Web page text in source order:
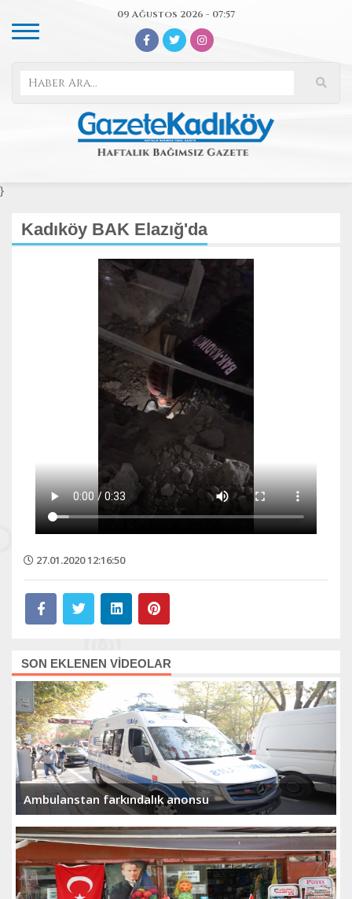
09 Ağustos 2026 - 07:57
}
Kadıköy BAK Elazığ'da
27.01.2020 12:16:50
SON EKLENEN VİDEOLAR
Ambulanstan farkındalık anonsu